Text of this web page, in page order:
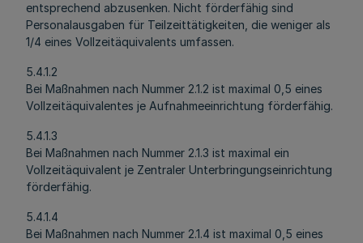
entsprechend abzusenken. Nicht förderfähig sind
Personalausgaben für Teilzeittätigkeiten, die weniger als
1/4 eines Vollzeitäquivalents umfassen.
5.4.1.2
Bei Maßnahmen nach Nummer 2.1.2 ist maximal 0,5 eines
Vollzeitäquivalentes je Aufnahmeeinrichtung förderfähig.
5.4.1.3
Bei Maßnahmen nach Nummer 2.1.3 ist maximal ein
Vollzeitäquivalent je Zentraler Unterbringungseinrichtung
förderfähig.
5.4.1.4
Bei Maßnahmen nach Nummer 2.1.4 ist maximal 0,5 eines